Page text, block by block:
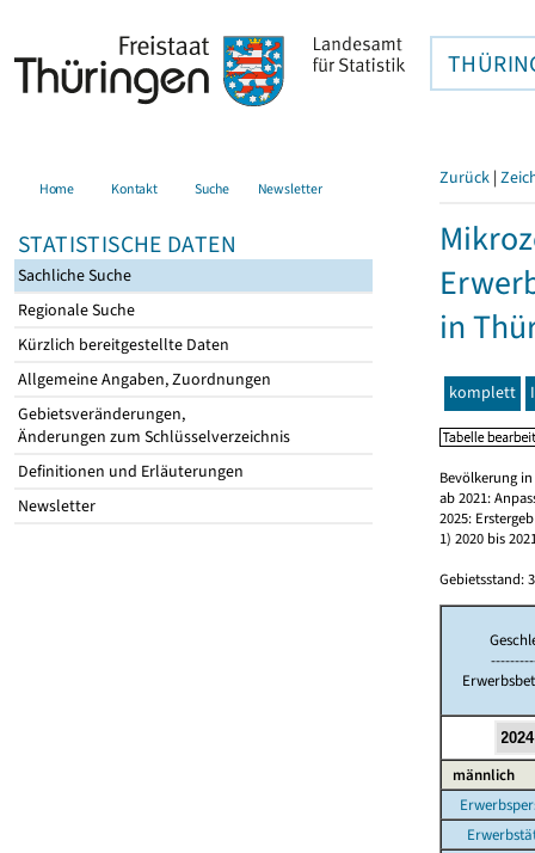
Home Kontakt Suche Newsletter
STATISTISCHE DATEN
Sachliche Suche
Regionale Suche
Kürzlich bereitgestellte Daten
Allgemeine Angaben, Zuordnungen
Gebietsveränderungen,
Änderungen zum Schlüsselverzeichnis
Definitionen und Erläuterungen
Newsletter
Zurück |
in
komplett
Bevölkerung
ab 2021:
2025:
1) 2020 bis
Gebietsstand:
männlich